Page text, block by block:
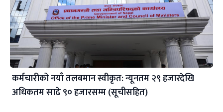
कर्मचारीको नयाँ तलबमान स्वीकृत: न्यूनतम २९ हजारदेखि
अधिकतम साढे ९० हजारसम्म (सूचीसहित)